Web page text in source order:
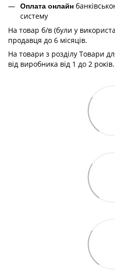
Оплата онлайн
систему
На товар б/в (були у
продавця до 6 місяців.
На товари з розділу Товари
від виробника від 1 до 2 років.